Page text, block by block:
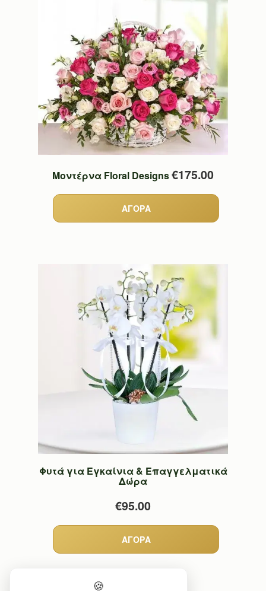
Μοντέρνα Floral Designs€175.00
Φυτά για Εγκαίνια & Επαγγελματικά
Δώρα
€95.00
🍪